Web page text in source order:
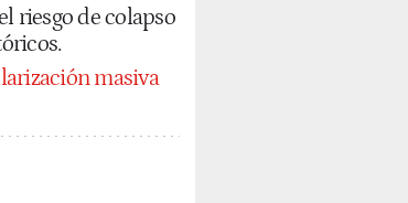
riesgo de colapso
masiva